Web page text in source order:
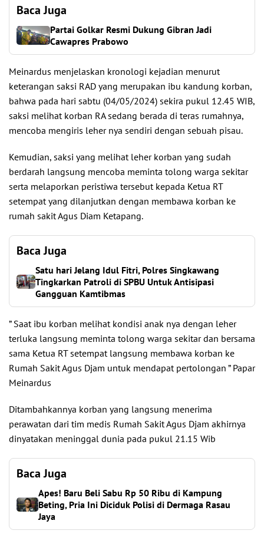
Baca Juga
Partai Golkar Resmi Dukung Gibran Jadi
Cawapres Prabowo
Meinardus menjelaskan kronologi kejadian menurut
keterangan saksi RAD yang merupakan ibu kandung korban,
bahwa pada hari sabtu (04/05/2024) sekira pukul 12.45 WIB,
saksi melihat korban RA sedang berada di teras rumahnya,
mencoba mengiris leher nya sendiri dengan sebuah pisau.
Kemudian, saksi yang melihat leher korban yang sudah
berdarah langsung mencoba meminta tolong warga sekitar
serta melaporkan peristiwa tersebut kepada Ketua RT
setempat yang dilanjutkan dengan membawa korban ke
rumah sakit Agus Diam Ketapang.
Baca Juga
Satu hari Jelang Idul Fitri, Polres Singkawang
Tingkarkan Patroli di SPBU Untuk Antisipasi
Gangguan Kamtibmas
” Saat ibu korban melihat kondisi anak nya dengan leher
terluka langsung meminta tolong warga sekitar dan bersama
sama Ketua RT setempat langsung membawa korban ke
Rumah Sakit Agus Djam untuk mendapat pertolongan ” Papar
Meinardus
Ditambahkannya korban yang langsung menerima
perawatan dari tim medis Rumah Sakit Agus Djam akhirnya
dinyatakan meninggal dunia pada pukul 21.15 Wib
Baca Juga
Apes! Baru Beli Sabu Rp 50 Ribu di Kampung
Beting, Pria Ini Diciduk Polisi di Dermaga Rasau
Jaya